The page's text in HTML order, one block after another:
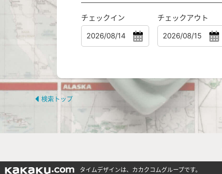
チェックイン チェックアウト
検索トップ
タイムデザインは、カカクコムグループです。